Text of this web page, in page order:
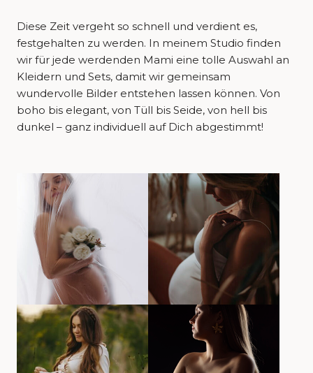
Diese Zeit vergeht so schnell und verdient es,
festgehalten zu werden. In meinem Studio finden
wir für jede werdenden Mami eine tolle Auswahl an
Kleidern und Sets, damit wir gemeinsam
wundervolle Bilder entstehen lassen können. Von
boho bis elegant, von Tüll bis Seide, von hell bis
dunkel – ganz individuell auf Dich abgestimmt!